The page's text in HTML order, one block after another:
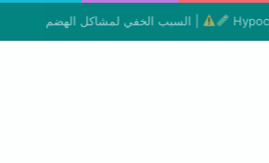
| السبب الخفي لمشاكل الهضم